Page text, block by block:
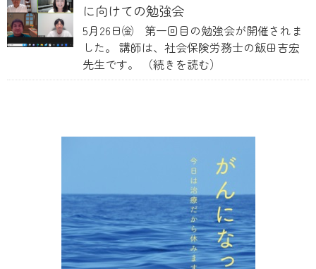
に向けての勉強会
5月26日㈮ 第一回目の勉強会が開催されま
した。 講師は、社会保険労務士の飯田吉宏
先生です。
（続きを読む）